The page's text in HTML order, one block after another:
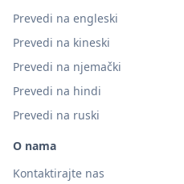
Prevedi na engleski
Prevedi na kineski
Prevedi na njemački
Prevedi na hindi
Prevedi na ruski
O nama
Kontaktirajte nas